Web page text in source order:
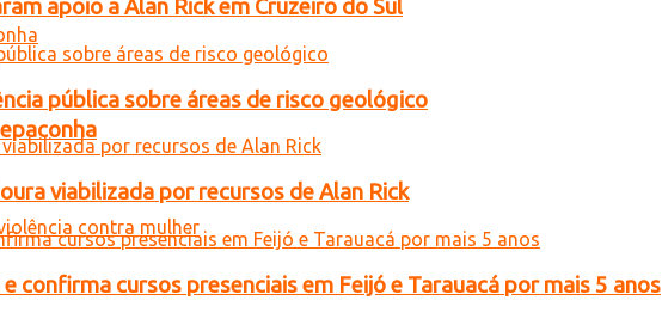
apoio a Alan Rick em Cruzeiro do Sul
pública sobre áreas de risco geológico
viabilizada por recursos de Alan Rick
confirma cursos presenciais em Feijó e Tarauacá por mais 5 anos